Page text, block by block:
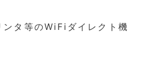
のWiFiダイレクト機